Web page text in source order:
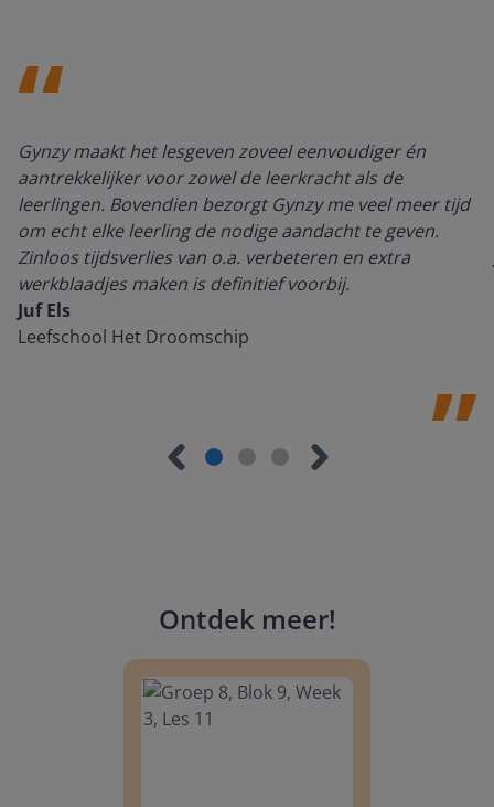
Gynzy maakt het lesgeven zoveel eenvoudiger én
aantrekkelijker voor zowel de leerkracht als de
leerlingen. Bovendien bezorgt Gynzy me veel meer tijd
om echt elke leerling de nodige aandacht te geven.
Zinloos tijdsverlies van o.a. verbeteren en extra
werkblaadjes maken is definitief voorbij.
Juf Els
Leefschool Het Droomschip
Ontdek meer!